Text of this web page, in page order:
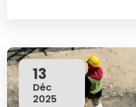
13
Déc
2025